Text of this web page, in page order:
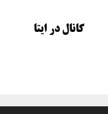
کانال در ایتا